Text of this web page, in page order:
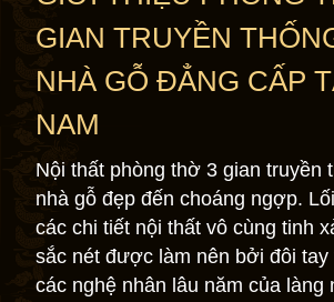
GIAN TRUYỀN
NHÀ GỖ ĐẲNG CẤP
NAM
Nội thất phòng thờ 3 gian truyền
nhà gỗ đẹp đến choáng ngợp.
các chi tiết nội thất vô cùng tinh
sắc nét được làm nên bởi đôi tay
các nghệ nhân lâu năm của làng